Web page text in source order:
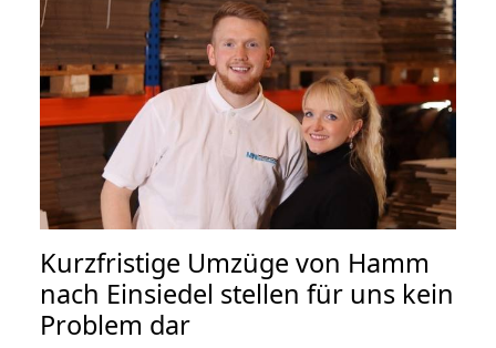
Kurzfristige Umzüge von Hamm
nach Einsiedel stellen für uns kein
Problem dar